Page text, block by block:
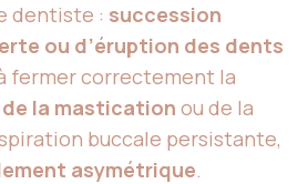
dentiste : succession
ou d’éruption des dents
fermer correctement la
la mastication ou de la
buccale persistante,
asymétrique.